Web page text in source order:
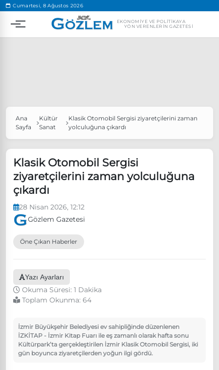
Cumartesi, 8 Ağustos 2026
EKONOMIYE VE POLITIKAYA
YÖN VERENLERIN GAZETESI
Popüler Aramalar
Özgür Özel, Ekrem İmamoğlu’nu ziyaret edecek
Ünlü çift bir etkinliğe daha katılmama kararı aldı
Boykot
Ana
Sayfa
Kültür
Sanat
Klasik Otomobil Sergisi ziyaretçilerini zaman
yolculuğuna çıkardı
Klasik Otomobil Sergisi
ziyaretçilerini zaman yolculuğuna
çıkardı
28 Nisan 2026, 12:12
Gözlem Gazetesi
Öne Çıkan Haberler
Yazı Ayarları
Okuma Süresi: 1 Dakika
Toplam Okunma: 64
İzmir Büyükşehir Belediyesi ev sahipliğinde düzenlenen
İZKİTAP - İzmir Kitap Fuarı ile eş zamanlı olarak hafta sonu
Kültürpark’ta gerçekleştirilen İzmir Klasik Otomobil Sergisi, iki
gün boyunca ziyaretçilerden yoğun ilgi gördü.